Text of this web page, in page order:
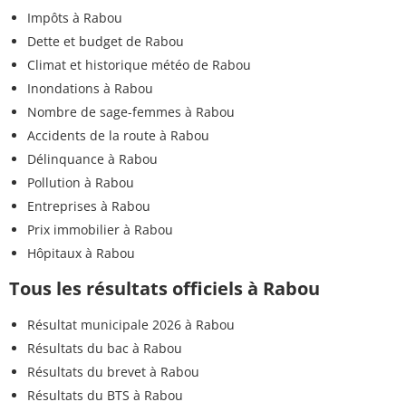
Impôts à Rabou
Dette et budget de Rabou
Climat et historique météo de Rabou
Inondations à Rabou
Nombre de sage-femmes à Rabou
Accidents de la route à Rabou
Délinquance à Rabou
Pollution à Rabou
Entreprises à Rabou
Prix immobilier à Rabou
Hôpitaux à Rabou
Tous les résultats officiels à Rabou
Résultat municipale 2026 à Rabou
Résultats du bac à Rabou
Résultats du brevet à Rabou
Résultats du BTS à Rabou